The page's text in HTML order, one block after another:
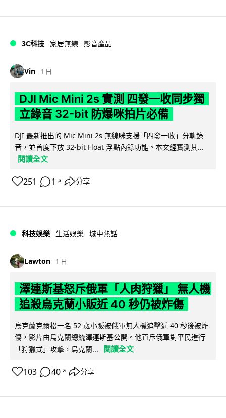
3C科技 家居無線 影音產品
Vin 1 日
DJI Mic Mini 2s 實測 四發一收同步獨
立錄音 32-bit 防爆咪拍片必備
DJI 最新推出的 Mic Mini 2s 無線咪支援「四發一收」分軌錄
音，並首度下放 32-bit Float 浮點內錄功能。本文經實測其...
閱讀全文
251 1 ↗ 分享
科技娛樂 生活娛樂 城中熱話
Lawton 1 日
澤連斯基怒斥俄軍「人肉狩獵」 無人機
追殺烏克蘭小販近 40 秒仍被炸傷
烏克蘭克爾松一名 52 歲小販被俄軍無人機追擊近 40 秒後被炸
傷，影片由烏克蘭總統澤連斯基公開。他直斥俄軍對平民進行
「狩獵式」攻擊，烏克蘭...
閱讀全文
103 40 ↗ 分享